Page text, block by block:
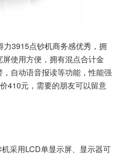
3915点钞机商务感优秀，拥
使用方便，拥有混点合计金
自动语音报读等功能，性能强
410元，需要的朋友可以留意
采用LCD单显示屏、显示器可